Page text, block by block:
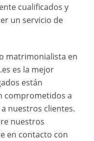
cualificados y
un servicio de
matrimonialista en
es la mejor
están
comprometidos a
nuestros clientes.
nuestros
en contacto con